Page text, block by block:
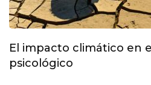
El impacto climático en
psicológico